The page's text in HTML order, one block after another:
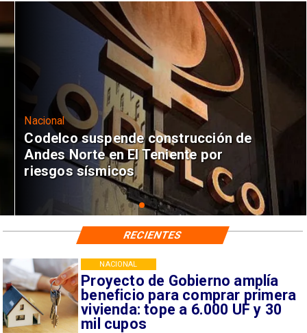
Nacional
Codelco suspende construcción de
Andes Norte en El Teniente por
riesgos sísmicos
Proyecto de Gobierno amplía
beneficio para comprar primera
vivienda: tope a 6.000 UF y 30
mil cupos
NACIONAL
RECIENTES